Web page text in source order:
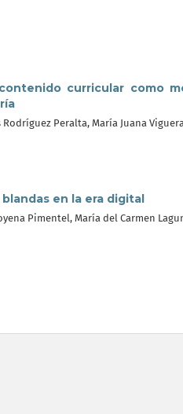
curricular como
Peralta, María Juana
en la era digital
Pimentel, María del Carmen